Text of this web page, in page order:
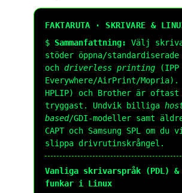
FAKTARUTA · SKRIVARE &
$ Sammanfattning:
Välj
stöder öppna/
och driverless printing (IPP
Everywhere/AirPrint/
HPLIP) och Brother är oftast
tryggast. Undvik billiga
based/GDI-modeller samt
CAPT och Samsung SPL om du
slippa drivrutinskrångel.
Vanliga skrivarspråk (PDL) &
funkar i Linux